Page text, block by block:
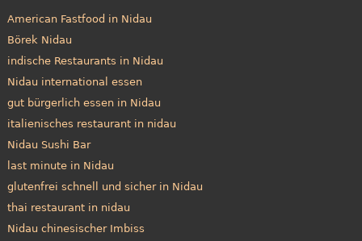
American Fastfood in Nidau
Börek Nidau
indische Restaurants in Nidau
Nidau international essen
gut bürgerlich essen in Nidau
italienisches restaurant in nidau
Nidau Sushi Bar
last minute in Nidau
glutenfrei schnell und sicher in Nidau
thai restaurant in nidau
Nidau chinesischer Imbiss